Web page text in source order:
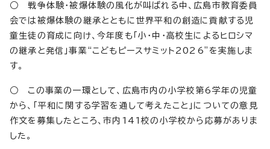
○ 戦争体験・被爆体験の風化が叫ばれる中、広島市教育委員
会では被爆体験の継承とともに世界平和の創造に貢献する児
童生徒の育成に向け、今年度も「小・中・高校生によるヒロシマ
の継承と発信」事業“こどもピースサミット2026”を実施しま
す。
○ この事業の一環として、広島市内の小学校第6学年の児童
から、「平和に関する学習を通して考えたこと」についての意見
作文を募集したところ、市内141校の小学校から応募がありま
した。